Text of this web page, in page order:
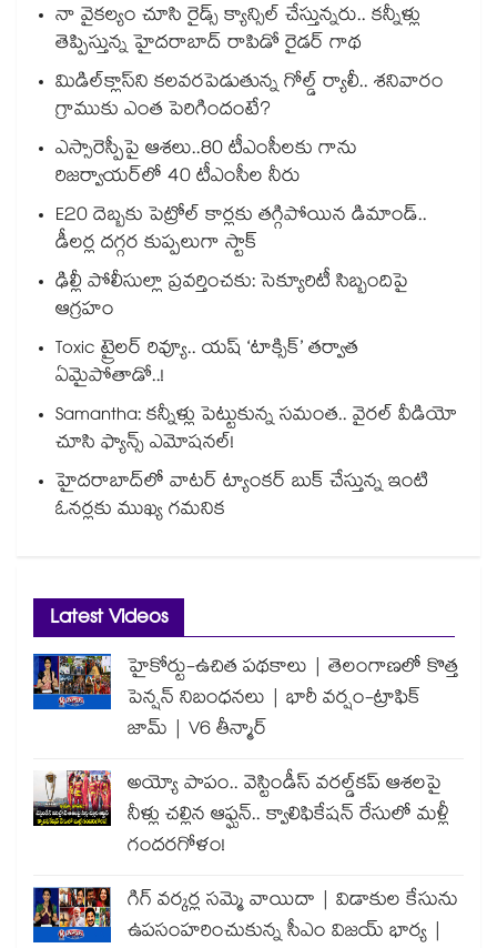
నా వైకల్యం చూసి రైడ్స్ క్యాన్సిల్ చేస్తున్నరు.. కన్నీళ్లు
తెప్పిస్తున్న హైదరాబాద్ రాపిడో రైడర్ గాథ
మిడిల్‌క్లాస్‌ని కలవరపెడుతున్న గోల్డ్ ర్యాలీ.. శనివారం
గ్రాముకు ఎంత పెరిగిందంటే?
ఎస్సారెస్పీపై ఆశలు..80 టీఎంసీలకు గాను
రిజర్వాయర్‌‌‌‌‌‌‌‌‌‌‌‌‌‌‌‌లో 40 టీఎంసీల నీరు
E20 దెబ్బకు పెట్రోల్ కార్లకు తగ్గిపోయిన డిమాండ్..
డీలర్ల దగ్గర కుప్పలుగా స్టాక్
ఢిల్లీ పోలీసుల్లా ప్రవర్తించకు: సెక్యూరిటీ సిబ్బందిపై
ఆగ్రహం
Toxic ట్రైలర్ రివ్యూ.. యష్ ‘టాక్సిక్’ తర్వాత
ఏమైపోతాడో..!
Samantha: కన్నీళ్లు పెట్టుకున్న సమంత.. వైరల్ వీడియో
చూసి ఫ్యాన్స్ ఎమోషనల్!
హైదరాబాద్⁪లో వాటర్ ట్యాంకర్ బుక్ చేస్తున్న ఇంటి
ఓనర్లకు ముఖ్య గమనిక
Latest Videos
హైకోర్టు-ఉచిత పథకాలు | తెలంగాణలో కొత్త
పెన్షన్ నిబంధనలు | భారీ వర్షం-ట్రాఫిక్
జామ్ | V6 తీన్మార్
అయ్యో పాపం.. వెస్టిండీస్ వరల్డ్‌కప్ ఆశలపై
నీళ్లు చల్లిన ఆఫ్ఘన్.. క్వాలిఫికేషన్ రేసులో మళ్లీ
గందరగోళం!
గిగ్ వర్కర్ల సమ్మె వాయిదా | విడాకుల కేసును
ఉపసంహరించుకున్న సీఎం విజయ్ భార్య |